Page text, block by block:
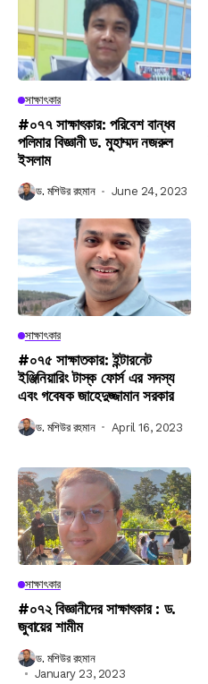
সাক্ষাৎকার
#০৭৭ সাক্ষাৎকার: পরিবেশ বান্ধব
পলিমার বিজ্ঞানী ড. মুহাম্মদ নজরুল
ইসলাম
ড. মশিউর রহমান June 24, 2023
সাক্ষাৎকার
#০৭৫ সাক্ষাতকার: ইন্টারনেট
ইঞ্জিনিয়ারিং টাস্ক ফোর্স এর সদস্য
এবং গবেষক জাহেদুজ্জামান সরকার
ড. মশিউর রহমান April 16, 2023
সাক্ষাৎকার
#০৭২ বিজ্ঞানীদের সাক্ষাৎকার : ড.
জুবায়ের শামীম
ড. মশিউর রহমান
January 23, 2023